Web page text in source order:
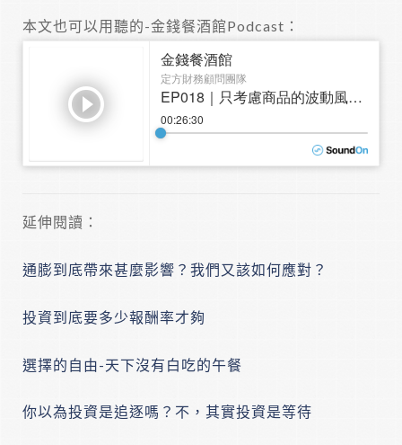
本文也可以用聽的-金錢餐酒館Podcast：
延伸閱讀：
通膨到底帶來甚麼影響？我們又該如何應對？
投資到底要多少報酬率才夠
選擇的自由-天下沒有白吃的午餐
你以為投資是追逐嗎？不，其實投資是等待